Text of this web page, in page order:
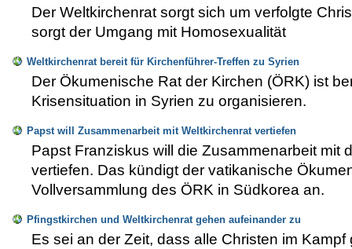
Der Weltkirchenrat sorgt sich um verfolgte
sorgt der Umgang mit Homosexualität
Weltkirchenrat bereit für Kirchenführer-Treffen zu Syrien
Der Ökumenische Rat der Kirchen (ÖRK) ist
Krisensituation in Syrien zu organisieren.
Papst will Zusammenarbeit mit Weltkirchenrat vertiefen
Papst Franziskus will die Zusammenarbeit mit
vertiefen. Das kündigt der vatikanische
Vollversammlung des ÖRK in Südkorea an.
Pfingstkirchen und Weltkirchenrat gehen aufeinander zu
Es sei an der Zeit, dass alle Christen im